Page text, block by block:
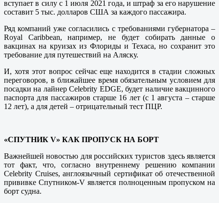
вступает в силу с 1 июля 2021 года, и штраф за его нарушение
составит 5 тыс. долларов США за каждого пассажира.
Ряд компаний уже согласились с требованиями губернатора –
Royal Caribbean, например, не будет собирать данные о
вакцинах на круизах из Флориды и Техаса, но сохранит это
требование для путешествий на Аляску.
И, хотя этот вопрос сейчас еще находится в стадии сложных
переговоров, в ближайшее время обязательным условием для
посадки на лайнер Celebrity EDGE, будет наличие вакцинного
паспорта для пассажиров старше 16 лет (с 1 августа – старше
12 лет), а для детей – отрицательный тест ПЦР.
«СПУТНИК V» КАК ПРОПУСК НА БОРТ
Важнейшей новостью для российских туристов здесь является
тот факт, что, согласно внутреннему решению компании
Celebrity Cruises, англоязычный сертификат об отечественной
прививке Спутником-V является полноценным пропуском на
борт судна.